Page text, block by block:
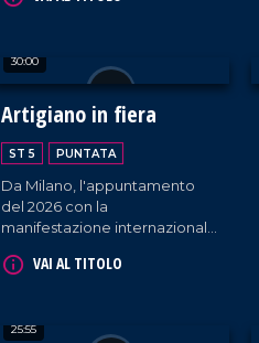
al centro il tema della
biodiversità, ridefinita come
risorsa cruciale e valore
condiviso sul piano culturale,
ambientale e sociale.
30:00
Artigiano in fiera
ST 5 PUNTATA
Da Milano, l'appuntamento
del 2026 con la
manifestazione internazionale
all'enogastronomia.
VAI AL TITOLO
25:55